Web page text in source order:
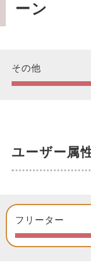
ーン
その他
ユーザー属
フリーター